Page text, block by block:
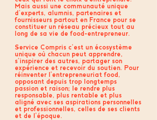
Mais aussi une communauté unique
d’experts, alumnis, partenaires et
fournisseurs partout en France pour se
constituer un réseau précieux tout au
long de sa vie de food-entrepreneur.
Service Compris c’est un écosystème
unique où chacun peut apprendre,
s’inspirer des autres, partager son
expérience et recevoir du soutien. Pour
réinventer l'entrepreneuriat food,
opposant depuis trop longtemps
passion et raison; le rendre plus
responsable, plus rentable et plus
aligné avec ses aspirations personnelles
et professionnelles, celles de ses clients
et de l'époque.